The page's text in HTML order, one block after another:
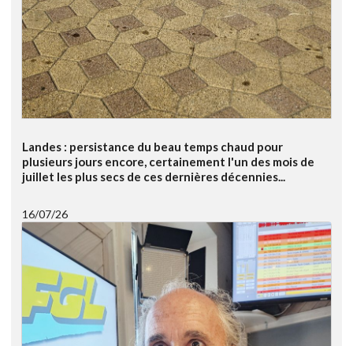
Landes : persistance du beau temps chaud pour
plusieurs jours encore, certainement l'un des mois de
juillet les plus secs de ces dernières décennies...
16/07/26